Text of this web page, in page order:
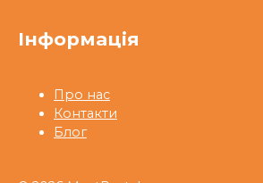
Інформація
Про нас
Контакти
Блог